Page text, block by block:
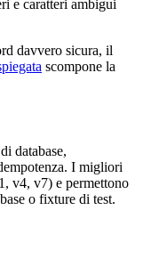
e caratteri ambigui
davvero sicura, il
scompone la
database,
I migliori
v4, v7) e permettono
o fixture di test.